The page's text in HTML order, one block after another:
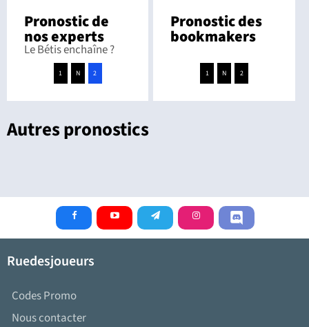
Pronostic de
nos experts
Le Bétis enchaîne ?
1 N 2
Pronostic des
bookmakers
1 N 2
Autres pronostics
Ruedesjoueurs
Codes Promo
Nous contacter